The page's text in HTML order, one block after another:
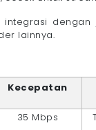
lainnya.
Kecepatan
35 Mbps